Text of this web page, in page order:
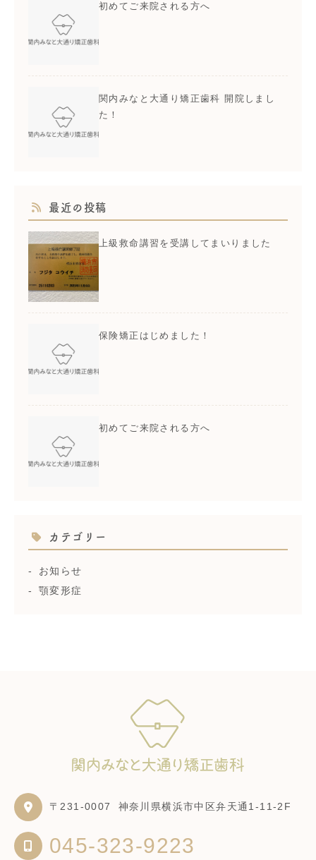
初めてご来院される方へ
関内みなと大通り矯正歯科 開院しまし
た！
最近の投稿
上級救命講習を受講してまいりました
保険矯正はじめました！
初めてご来院される方へ
カテゴリー
お知らせ
顎変形症
〒231-0007 神奈川県横浜市中区弁天通1-11-2F
045-323-9223